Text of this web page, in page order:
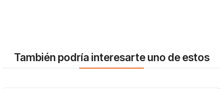
También podría interesarte uno de estos